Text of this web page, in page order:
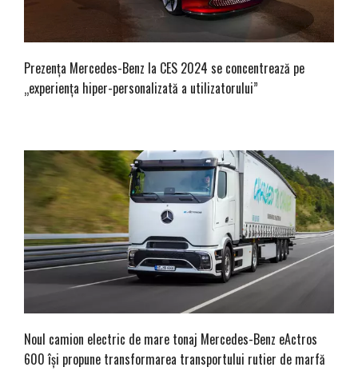
Prezența Mercedes-Benz la CES 2024 se concentrează pe
„experiența hiper-personalizată a utilizatorului”
Noul camion electric de mare tonaj Mercedes-Benz eActros
600 își propune transformarea transportului rutier de marfă